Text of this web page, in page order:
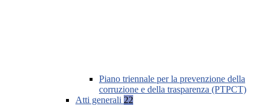
Piano triennale per la prevenzione della
corruzione e della trasparenza (PTPCT)
Atti generali 22